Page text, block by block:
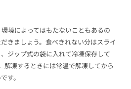
境によってはもたないこともあるの
きましょう。食べきれない分はスライ
ジップ式の袋に入れて冷凍保存して
解凍するときには常温で解凍してから
す。